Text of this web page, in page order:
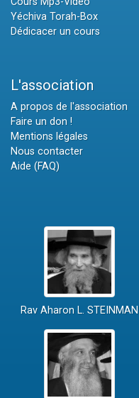
Yéchiva Torah-Box
Dédicacer un cours
L'association
A propos de l'association
Faire un don !
Mentions légales
Nous contacter
Aide (FAQ)
Rav Aharon L. STEINMAN